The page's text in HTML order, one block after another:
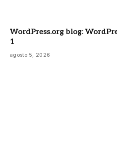
WordPress.org blog:
1
agosto 5, 2026